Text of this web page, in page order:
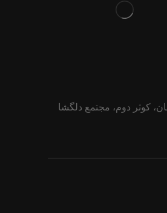
کوثر دوم، مجتمع دلگشا